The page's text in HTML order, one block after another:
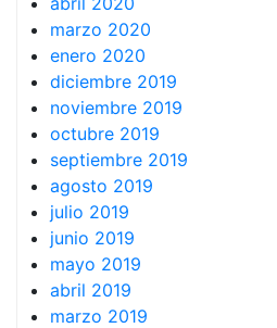
marzo 2020
enero 2020
diciembre 2019
noviembre 2019
octubre 2019
septiembre 2019
agosto 2019
julio 2019
junio 2019
mayo 2019
abril 2019
marzo 2019